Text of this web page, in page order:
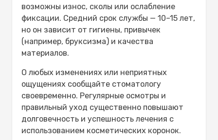
возможны износ, сколы или ослабление
фиксации. Средний срок службы — 10–15 лет,
но он зависит от гигиены, привычек
(например, бруксизма) и качества
материалов.
О любых изменениях или неприятных
ощущениях сообщайте стоматологу
своевременно. Регулярные осмотры и
правильный уход существенно повышают
долговечность и успешность лечения с
использованием косметических коронок.